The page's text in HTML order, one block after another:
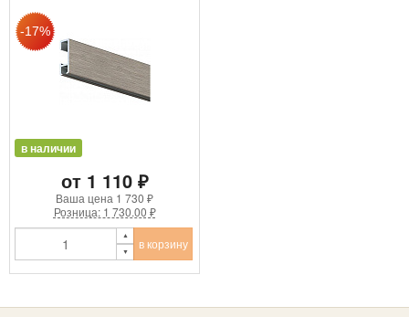
в наличии
от 1 110 ₽
Ваша цена 1 730 ₽
Розница: 1 730.00 ₽
в корзину